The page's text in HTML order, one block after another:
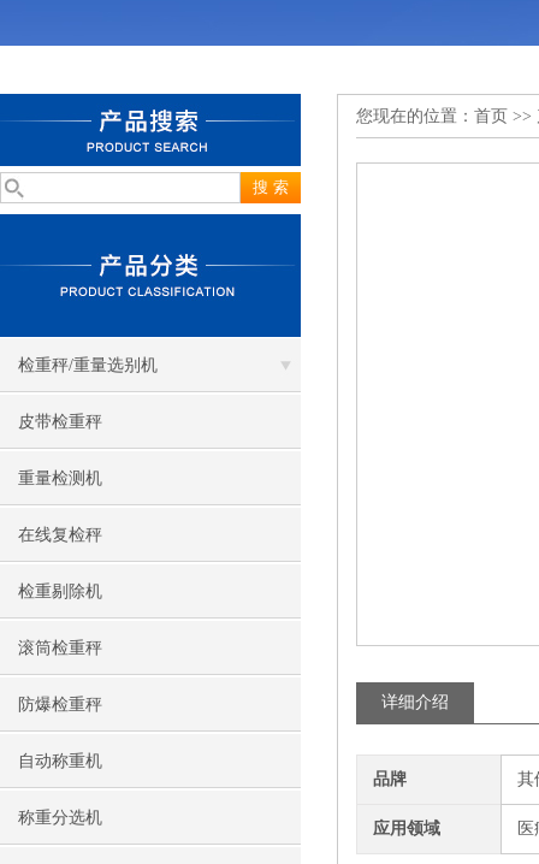
检重秤/重量选别机
皮带检重秤
重量检测机
在线复检秤
检重剔除机
滚筒检重秤
防爆检重秤
自动称重机
称重分选机
您现在的位置： 首页 >>
详细介绍
品牌 其
应用领域